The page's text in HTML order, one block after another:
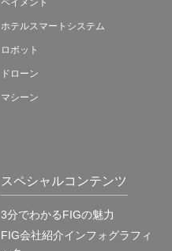
ホテルスマートシステム
ロボット
ドローン
マシーン
スペシャルコンテンツ
3分でわかるFIGの魅力
FIG会社紹介インフォグラフィ